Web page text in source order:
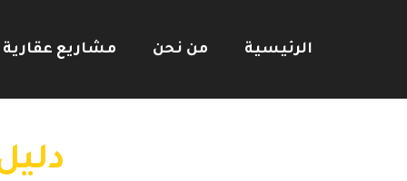
الرئيسية من نحن مشاريع عقارية